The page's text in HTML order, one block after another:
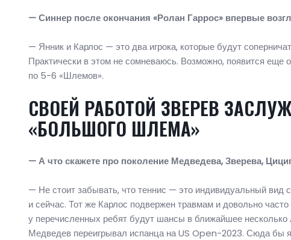
— Синнер после окончания «Ролан Гаррос» впервые
— Янник и Карлос — это два игрока, которые будут
Практически в этом не сомневаюсь. Возможно, появится
по 5-6 «Шлемов».
СВОЕЙ РАБОТОЙ ЗВЕРЕВ
«БОЛЬШОГО ШЛЕМА»
— А что скажете про поколение Медведева, Зверева,
— Не стоит забывать, что теннис — это индивидуальный вид
и сейчас. Тот же Карлос подвержен травмам и довольно
у перечисленных ребят будут шансы в ближайшее
Медведев переигрывал испанца на US Open-2023. Сюда бы